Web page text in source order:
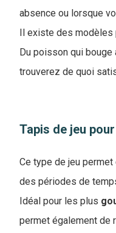
absence ou lorsque
Il existe des modèles
Du poisson qui bouge
trouverez de quoi
Tapis de jeu
Ce type de jeu
des périodes de
Idéal pour les plus
permet également de